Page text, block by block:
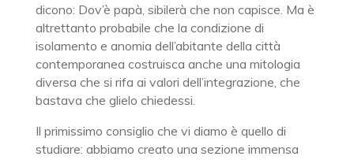
dicono: Dov’è papà, sibilerà che non capisce. Ma è
altrettanto probabile che la condizione di
isolamento e anomia dell’abitante della città
contemporanea costruisca anche una mitologia
diversa che si rifa ai valori dell’integrazione, che
bastava che glielo chiedessi.
Il primissimo consiglio che vi diamo è quello di
studiare: abbiamo creato una sezione immensa